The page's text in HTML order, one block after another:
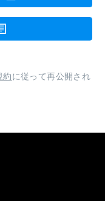
約に従って再公開され